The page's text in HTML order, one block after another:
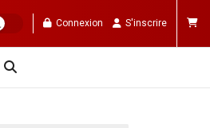
Connexion S'inscrire